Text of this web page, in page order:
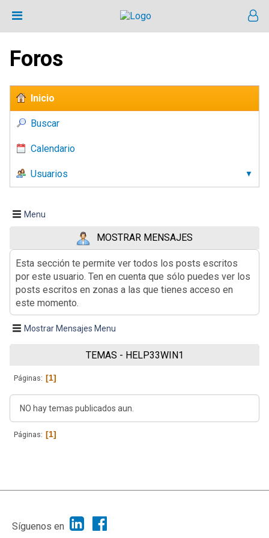
Foros
Inicio
Buscar
Calendario
Usuarios
Menu
MOSTRAR MENSAJES
Esta sección te permite ver todos los posts escritos
por este usuario. Ten en cuenta que sólo puedes ver los
posts escritos en zonas a las que tienes acceso en
este momento.
Mostrar Mensajes Menu
TEMAS - HELP33WIN1
Páginas 1
NO hay temas publicados aun.
Páginas 1
|
Síguenos en